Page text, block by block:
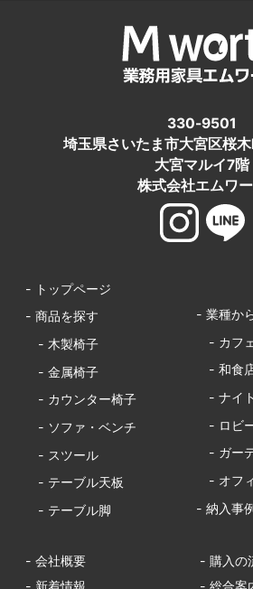
330-9501
埼玉県さいたま市大宮区桜
大宮マルイ7階
株式会社エムワ
- トップページ
- 商品を探す
- 木製椅子
- 金属椅子
- カウンター椅子
- ソファ・ベンチ
- スツール
- テーブル天板
- テーブル脚
- 業種か
- カフ
- 和食
- ナイ
- ロビ
- ガー
- オフ
- 納入事
- 会社概要
- 購入の